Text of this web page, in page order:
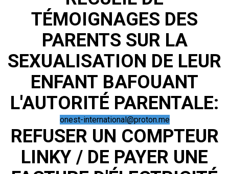
TÉMOIGNAGES DES
PARENTS SUR LA
SEXUALISATION DE LEUR
ENFANT BAFOUANT
L'AUTORITÉ PARENTALE:
onest-international@proton.me
REFUSER UN COMPTEUR
LINKY / DE PAYER UNE